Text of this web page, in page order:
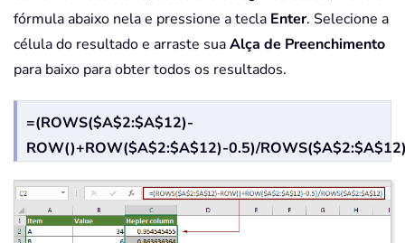
fórmula abaixo nela e pressione a tecla Enter. Selecione a
célula do resultado e arraste suaAlça de Preenchimento
para baixo para obter todos os resultados.
=(ROWS($A$2:$A$12)-
ROW()+ROW($A$2:$A$12)-0.5)/